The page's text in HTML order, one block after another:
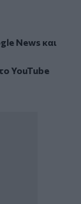
Newsκαι
YouTube